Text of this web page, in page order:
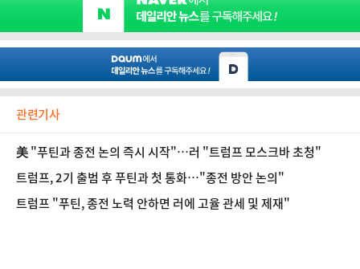
관련기사
美 "푸틴과 종전 논의 즉시 시작"…러 "트럼프 모스크바 초청"
트럼프, 2기 출범 후 푸틴과 첫 통화…"종전 방안 논의"
트럼프 "푸틴, 종전 노력 안하면 러에 고율 관세 및 제재"